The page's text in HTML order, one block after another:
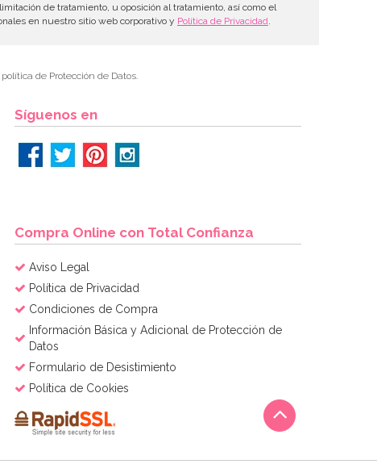
de tratamiento, u oposición al tratamiento, así como el
en nuestro sitio web corporativo y Política de Privacidad
de Protección de Datos.
Síguenos en
Compra Online con Total Confianza
Aviso Legal
Política de Privacidad
Condiciones de Compra
Información Básica y Adicional de Protección de
Datos
Formulario de Desistimiento
Política de Cookies